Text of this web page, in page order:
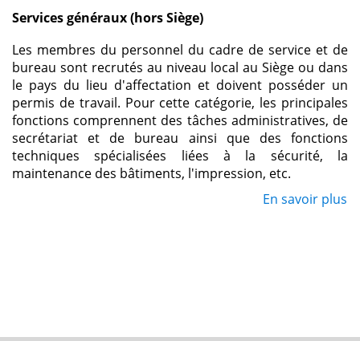
(hors
Siège)
Services généraux (hors Siège)
Les membres du personnel du cadre de service et de
bureau sont recrutés au niveau local au Siège ou dans
le pays du lieu d'affectation et doivent posséder un
permis de travail. Pour cette catégorie, les principales
fonctions comprennent des tâches administratives, de
secrétariat et de bureau ainsi que des fonctions
techniques spécialisées liées à la sécurité, la
maintenance des bâtiments, l'impression, etc.
En savoir plus